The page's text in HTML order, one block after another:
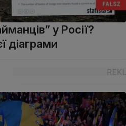
у Росії?
діаграми